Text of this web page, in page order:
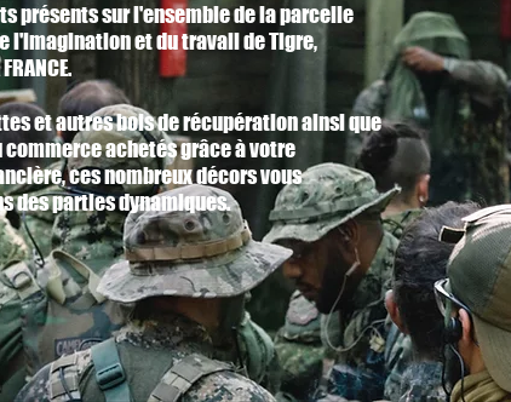
présents sur l'ensemble de la parcelle
l'imagination et du travail de Tigre,
et autres bois de récupération ainsi que
achetés grâce à votre
ces nombreux décors vous
des parties dynamiques.